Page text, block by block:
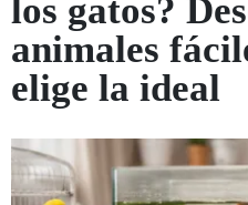
los gatos?
animales
elige la ideal